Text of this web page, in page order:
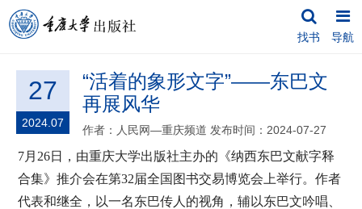
找书 导航
27
2024.07
“活着的象形文字”——东巴文
再展风华
作者：人民网—重庆频道 发布时间：2024-07-27
7月 26日，由重庆大学出版社主办的《纳西东巴文献字释
合集》推介会在第32届全国图书交易博览会上举行。作者
代表和继全，以一名东巴传人的视角，辅以东巴文吟唱、